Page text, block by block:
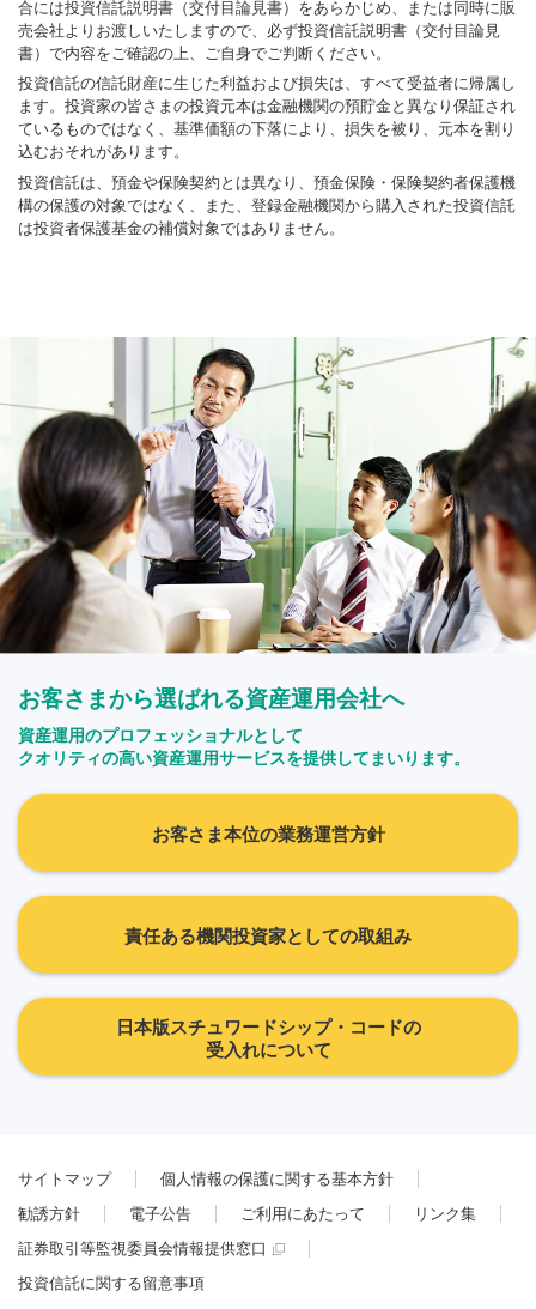
合には投資信託説明書（交付目論見書）をあらかじめ、または同時に販
売会社よりお渡しいたしますので、必ず投資信託説明書（交付目論見
書）で内容をご確認の上、ご自身でご判断ください。
投資信託の信託財産に生じた利益および損失は、すべて受益者に帰属し
ます。投資家の皆さまの投資元本は金融機関の預貯金と異なり保証され
ているものではなく、基準価額の下落により、損失を被り、元本を割り
込むおそれがあります。
投資信託は、預金や保険契約とは異なり、預金保険・保険契約者保護機
構の保護の対象ではなく、また、登録金融機関から購入された投資信託
は投資者保護基金の補償対象ではありません。
お客さまから選ばれる資産運用会社へ
資産運用のプロフェッショナルとして
クオリティの高い資産運用サービスを提供してまいります。
お客さま本位の業務運営方針
責任ある機関投資家としての取組み
日本版スチュワードシップ・コードの
受入れについて
サイトマップ
個人情報の保護に関する基本方針
勧誘方針
電子公告 ご利用にあたって
リンク集
証券取引等監視委員会情報提供窓口
投資信託に関する留意事項